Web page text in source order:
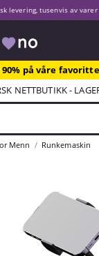
levering, tusenvis av
på våre
NETTBUTIKK -
Menn Runkemaskin